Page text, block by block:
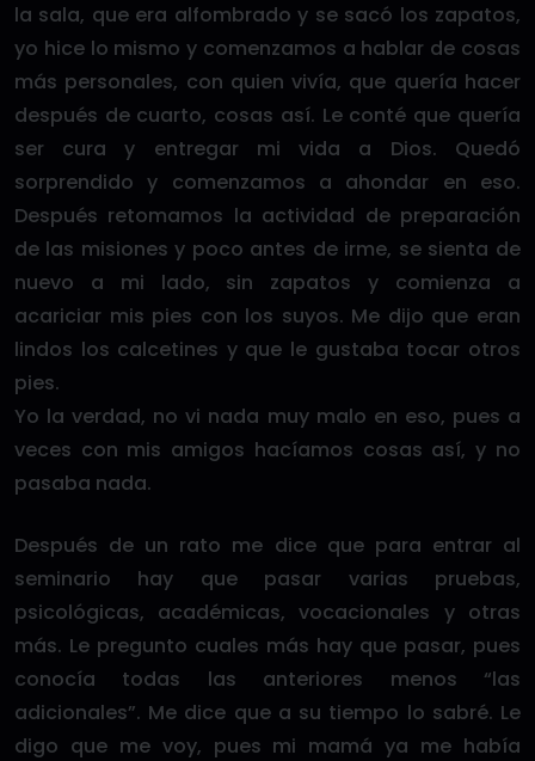
la sala, que era alfombrado y se sacó los zapatos,
yo hice lo mismo y comenzamos a hablar de cosas
más personales, con quien vivía, que quería hacer
después de cuarto, cosas así. Le conté que quería
ser cura y entregar mi vida a Dios. Quedó
sorprendido y comenzamos a ahondar en eso.
Después retomamos la actividad de preparación
de las misiones y poco antes de irme, se sienta de
nuevo a mi lado, sin zapatos y comienza a
acariciar mis pies con los suyos. Me dijo que eran
lindos los calcetines y que le gustaba tocar otros
pies.
Yo la verdad, no vi nada muy malo en eso, pues a
veces con mis amigos hacíamos cosas así, y no
pasaba nada.
Después de un rato me dice que para entrar al
seminario hay que pasar varias pruebas,
psicológicas, académicas, vocacionales y otras
más. Le pregunto cuales más hay que pasar, pues
conocía todas las anteriores menos “las
adicionales”. Me dice que a su tiempo lo sabré. Le
digo que me voy, pues mi mamá ya me había